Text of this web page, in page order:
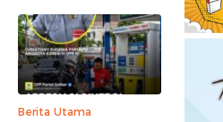
Berita Utama